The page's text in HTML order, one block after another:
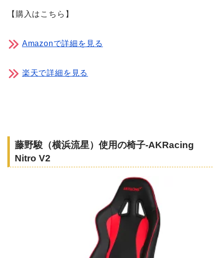
【購入はこちら】
Amazonで詳細を見る
楽天で詳細を見る
藤野駿（横浜流星）使用の椅子-AKRacing
Nitro V2